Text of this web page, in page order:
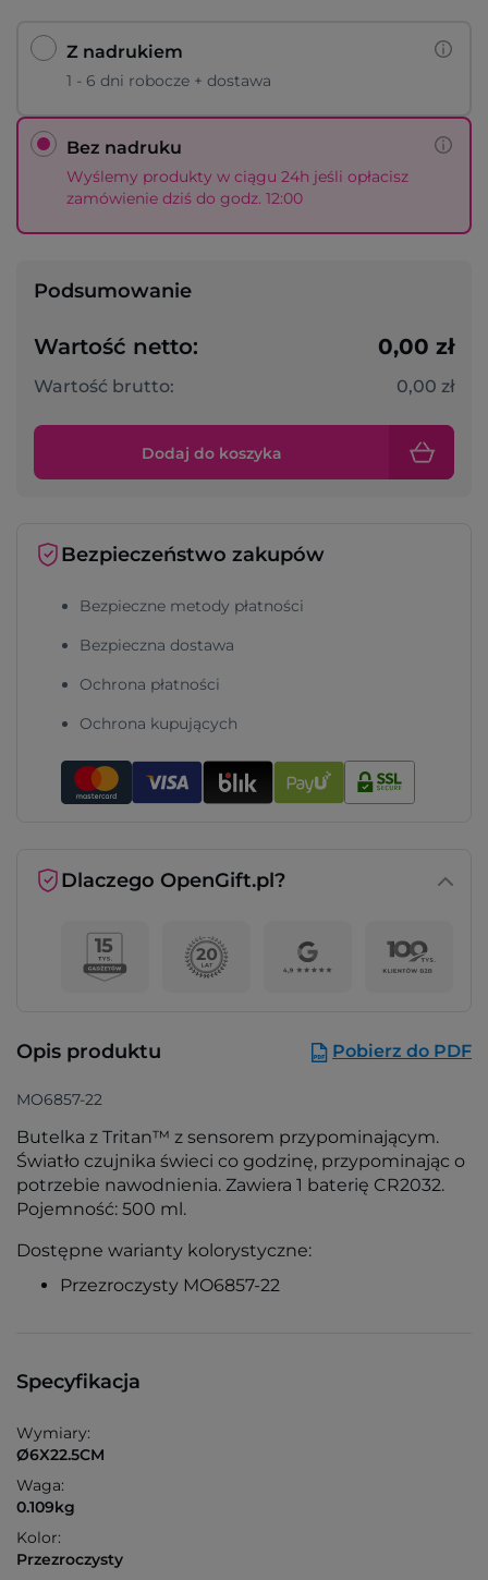
Z nadrukiem
1 - 6 dni robocze + dostawa
Bez nadruku
Wyślemy produkty w ciągu 24h jeśli opłacisz
zamówienie dziś do godz. 12:00
Podsumowanie
Wartość netto: 0,00 zł
Wartość brutto: 0,00 zł
Dodaj do koszyka
Bezpieczeństwo zakupów
Bezpieczne metody płatności
Bezpieczna dostawa
Ochrona płatności
Ochrona kupujących
Dlaczego OpenGift.pl?
Opis produktu Pobierz do PDF
MO6857-22
Butelka z Tritan™ z sensorem przypominającym.
Światło czujnika świeci co godzinę, przypominając o
potrzebie nawodnienia. Zawiera 1 baterię CR2032.
Pojemność: 500 ml.
Dostępne warianty kolorystyczne:
Przezroczysty MO6857-22
Specyfikacja
Wymiary:
Ø6X22.5CM
Waga:
0.109kg
Kolor:
Przezroczysty